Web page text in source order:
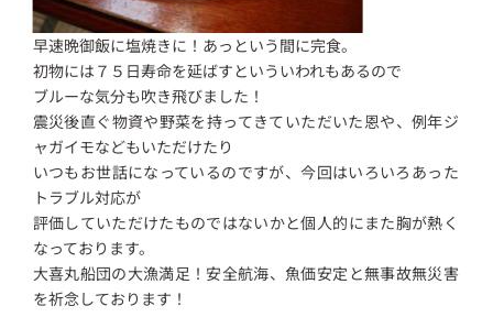
早速晩御飯に塩焼きに！あっという間に完食。
初物には７５日寿命を延ばすといういわれもあるので
ブルーな気分も吹き飛びました！
震災後直ぐ物資や野菜を持ってきていただいた恩や、例年ジ
ャガイモなどもいただけたり
いつもお世話になっているのですが、今回はいろいろあった
トラブル対応が
評価していただけたものではないかと個人的にまた胸が熱く
なっております。
大喜丸船団の大漁満足！安全航海、魚価安定と無事故無災害
を祈念しております！